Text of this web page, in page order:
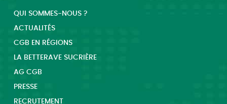
QUI SOMMES-NOUS ?
ACTUALITÉS
CGB EN RÉGIONS
LA BETTERAVE SUCRIÈRE
AG CGB
PRESSE
RECRUTEMENT